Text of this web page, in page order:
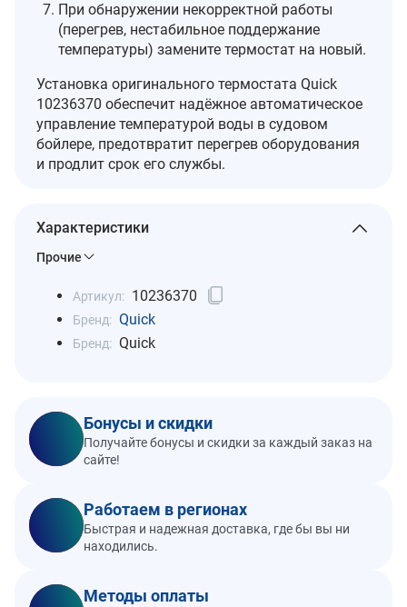
При обнаружении некорректной работы
(перегрев, нестабильное поддержание
температуры) замените термостат на новый.
Установка оригинального термостата Quick
10236370 обеспечит надёжное автоматическое
управление температурой воды в судовом
бойлере, предотвратит перегрев оборудования
и продлит срок его службы.
Характеристики
Прочие
Артикул: 10236370
Бренд: Quick
Бренд: Quick
Бонусы и скидки
Получайте бонусы и скидки за каждый заказ на
сайте!
Работаем в регионах
Быстрая и надежная доставка, где бы вы ни
находились.
Методы оплаты